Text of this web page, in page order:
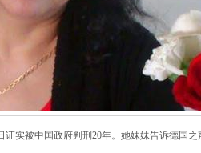
实被中国政府判刑20年。她妹妹告诉德国